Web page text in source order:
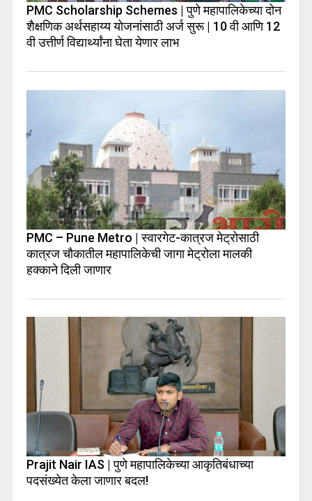
PMC Scholarship Schemes | पुणे महापालिकेच्या दोन
शैक्षणिक अर्थसहाय्य योजनांसाठी अर्ज सुरू | 10 वी आणि 12
वी उत्तीर्ण विद्यार्थ्यांना घेता येणार लाभ
PMC – Pune Metro | स्वारगेट-कात्रज मेट्रोसाठी
कात्रज चौकातील महापालिकेची जागा मेट्रोला मालकी
हक्काने दिली जाणार
Prajit Nair IAS | पुणे महापालिकेच्या आकृतिबंधाच्या
पदसंख्येत केला जाणार बदल!